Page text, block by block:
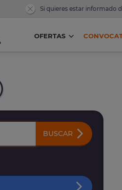
Si quieres estar informado
OFERTAS
BUSCAR